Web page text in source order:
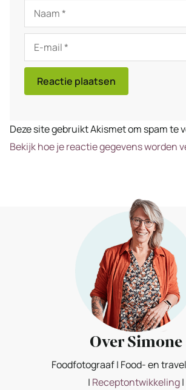
Naam
mail
Deze site gebruikt Akismet om spam te
Bekijk hoe je reactie gegevens worden
Over Simone
Foodfotograaf | Food- en
| Receptontwikkeling|